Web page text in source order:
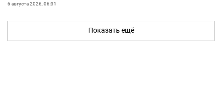
6 августа 2026, 06:31
Показать ещё